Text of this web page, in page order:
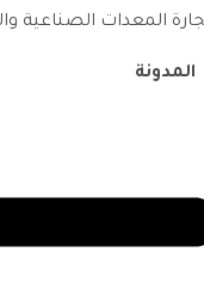
المعدات الصناعية
المدونة